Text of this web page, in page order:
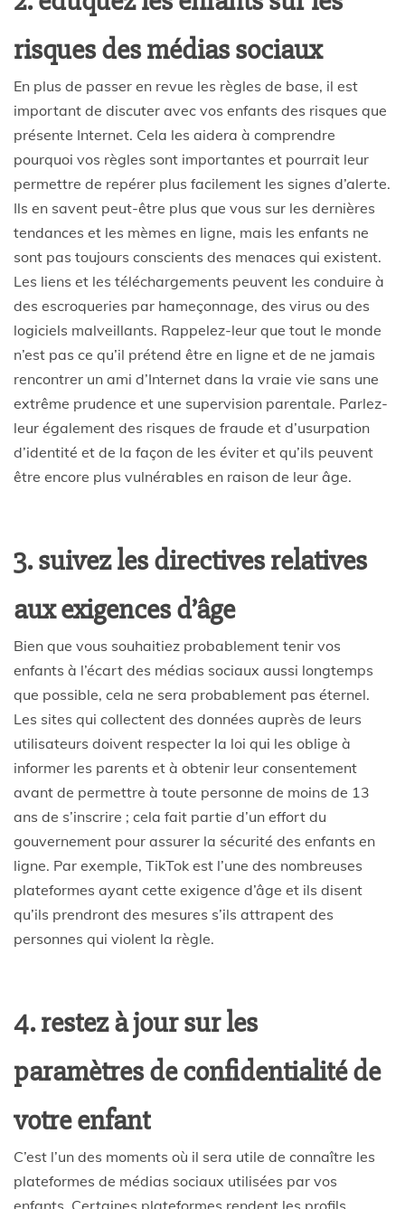
risques des médias sociaux
En plus de passer en revue les règles de base, il est
important de discuter avec vos enfants des risques que
présente Internet. Cela les aidera à comprendre
pourquoi vos règles sont importantes et pourrait leur
permettre de repérer plus facilement les signes d’alerte.
Ils en savent peut-être plus que vous sur les dernières
tendances et les mèmes en ligne, mais les enfants ne
sont pas toujours conscients des menaces qui existent.
Les liens et les téléchargements peuvent les conduire à
des escroqueries par hameçonnage, des virus ou des
logiciels malveillants. Rappelez-leur que tout le monde
n’est pas ce qu’il prétend être en ligne et de ne jamais
rencontrer un ami d’Internet dans la vraie vie sans une
extrême prudence et une supervision parentale. Parlez-
leur également des risques de fraude et d’usurpation
d’identité et de la façon de les éviter et qu’ils peuvent
être encore plus vulnérables en raison de leur âge.
3. suivez les directives relatives
aux exigences d’âge
Bien que vous souhaitiez probablement tenir vos
enfants à l’écart des médias sociaux aussi longtemps
que possible, cela ne sera probablement pas éternel.
Les sites qui collectent des données auprès de leurs
utilisateurs doivent respecter la loi qui les oblige à
informer les parents et à obtenir leur consentement
avant de permettre à toute personne de moins de 13
ans de s’inscrire ; cela fait partie d’un effort du
gouvernement pour assurer la sécurité des enfants en
ligne. Par exemple, TikTok est l’une des nombreuses
plateformes ayant cette exigence d’âge et ils disent
qu’ils prendront des mesures s’ils attrapent des
personnes qui violent la règle.
4. restez à jour sur les
paramètres de confidentialité de
votre enfant
C’est l’un des moments où il sera utile de connaître les
plateformes de médias sociaux utilisées par vos
enfants. Certaines plateformes rendent les profils